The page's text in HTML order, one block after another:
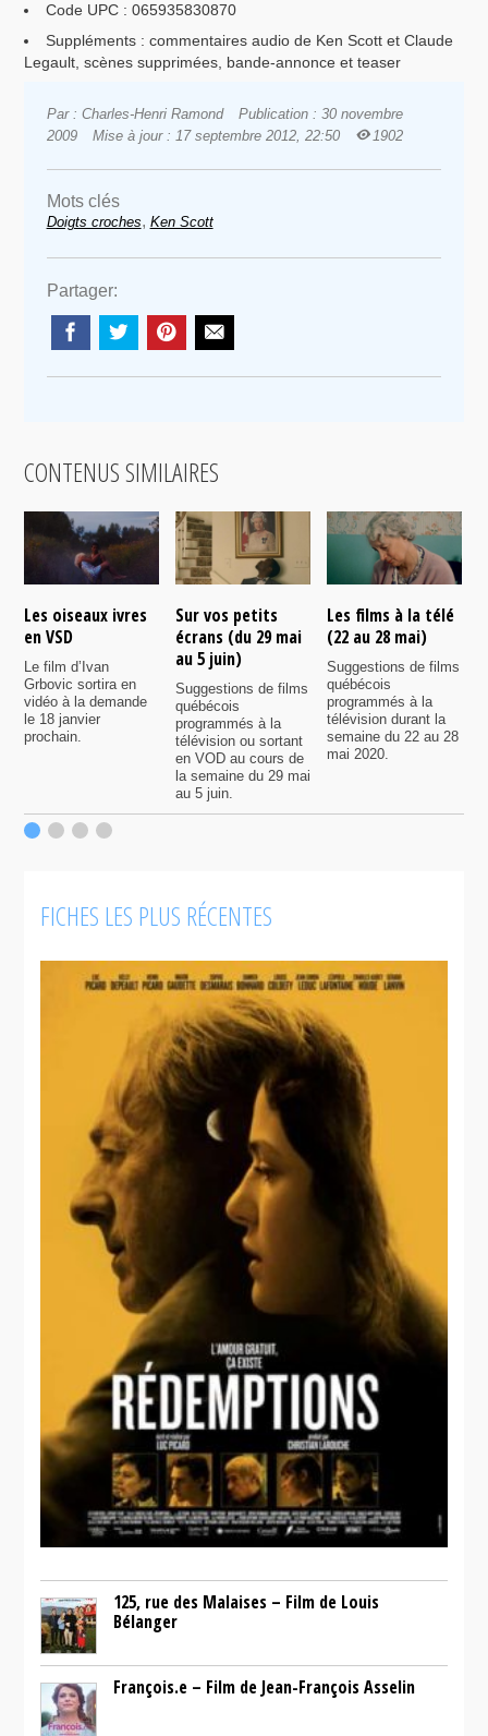
Code UPC : 065935830870
Suppléments : commentaires audio de Ken Scott et Claude
Legault, scènes supprimées, bande-annonce et teaser
Par : Charles-Henri Ramond
Publication : 30 novembre
2009
Mise à jour : 17 septembre 2012, 22:50 1902
Mots clés
Doigts croches, Ken Scott
Partager:
CONTENUS SIMILAIRES
Les oiseaux ivres
en VSD
Le film d’Ivan
Grbovic sortira en
vidéo à la demande
le 18 janvier
prochain.
Sur vos petits
écrans (du 29 mai
au 5 juin)
Suggestions de films
québécois
programmés à la
télévision ou sortant
en VOD au cours de
la semaine du 29 mai
au 5 juin.
Les films à la télé
(22 au 28 mai)
Suggestions de films
québécois
programmés à la
télévision durant la
semaine du 22 au 28
mai 2020.
FICHES LES PLUS RÉCENTES
125, rue des Malaises – Film de Louis
Bélanger
François.e – Film de Jean-François Asselin